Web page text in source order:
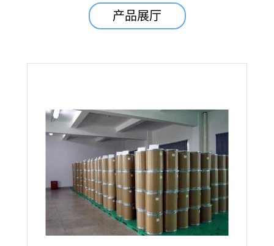
产品展厅